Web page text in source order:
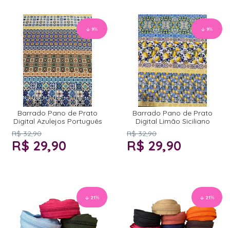
9%
Barrado Pano de Prato
Digital Azulejos Português
R$ 32,90
R$ 29,90
9%
Barrado Pano de Prato
Digital Limão Siciliano
R$ 32,90
R$ 29,90
21% 21%